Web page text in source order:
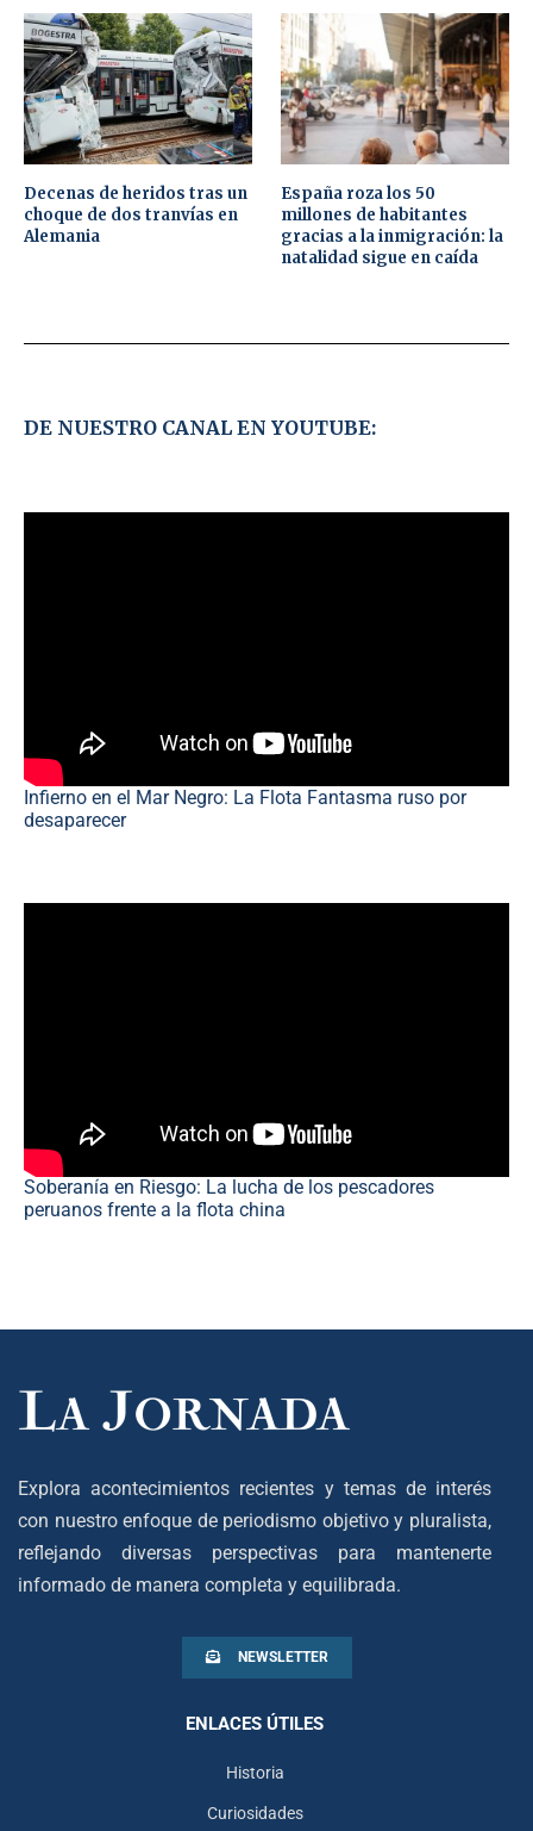
Decenas de heridos tras un
choque de dos tranvías en
Alemania
España roza los 50
millones de habitantes
gracias a la inmigración: la
natalidad sigue en caída
DE NUESTRO CANAL EN YOUTUBE:
Infierno en el Mar Negro: La Flota Fantasma ruso por
desaparecer
Soberanía en Riesgo: La lucha de los pescadores
peruanos frente a la flota china
Explora acontecimientos recientes y temas de interés
con nuestro enfoque de periodismo objetivo y pluralista,
reflejando diversas perspectivas para mantenerte
informado de manera completa y equilibrada.
NEWSLETTER
ENLACES ÚTILES
Historia
Curiosidades